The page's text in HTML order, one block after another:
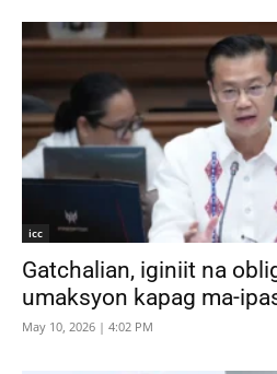
icc
Gatchalian, iginiit na
umaksyon kapag ma-
May 10, 2026 | 4:02 PM